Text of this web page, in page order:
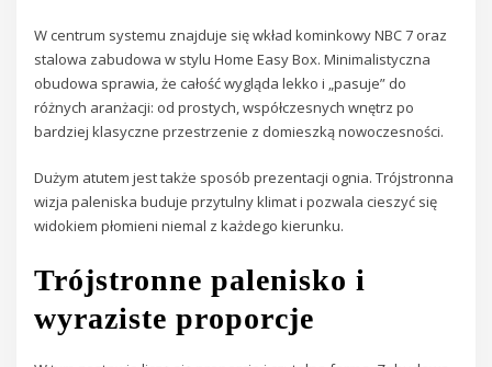
W centrum systemu znajduje się wkład kominkowy NBC 7 oraz
stalowa zabudowa w stylu Home Easy Box. Minimalistyczna
obudowa sprawia, że całość wygląda lekko i „pasuje” do
różnych aranżacji: od prostych, współczesnych wnętrz po
bardziej klasyczne przestrzenie z domieszką nowoczesności.
Dużym atutem jest także sposób prezentacji ognia. Trójstronna
wizja paleniska buduje przytulny klimat i pozwala cieszyć się
widokiem płomieni niemal z każdego kierunku.
Trójstronne palenisko i
wyraziste proporcje